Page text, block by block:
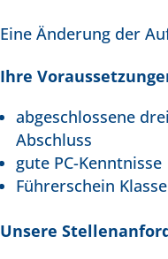
Eine Änderung der
Ihre
abgeschlossene
Abschluss
gute PC-Kenntnisse
Führerschein
Unsere